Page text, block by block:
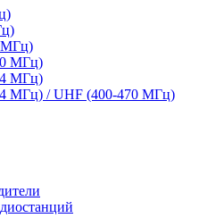
МГц)
МГц)
МГц)
МГц) / UHF (400-470 МГц)